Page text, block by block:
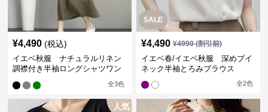
¥4,490 (税込)
イエベ秋服 ナチュラルリネン
調襟付き半袖ロングシャツワン
全3色
SALE
¥4,490 ¥4990(割引前)
イエベ春/イエベ秋服 深めブイ
ネック半袖とろみブラウス
全2色
人気